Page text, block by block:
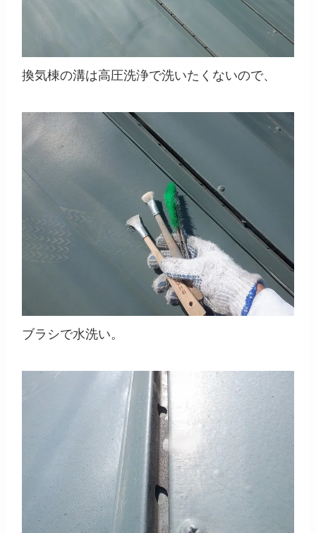
換気棟の溝は高圧洗浄で洗いたくないので、
ブラシで水洗い。